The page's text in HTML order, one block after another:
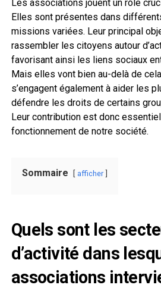
Les associations jouent un rôle
Elles sont présentes dans
missions variées. Leur principal
rassembler les citoyens autour
favorisant ainsi les liens sociaux
Mais elles vont bien au-delà de
s’engagent également à aider les
défendre les droits de certains
Leur contribution est donc
fonctionnement de notre société.
Sommaire afficher
Quels sont les
d’activité dans
associations